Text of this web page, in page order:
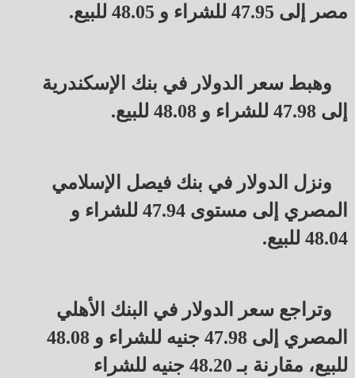
مصر إلى 47.95 للشراء و 48.05 للبيع.
وهبط سعر الدولار في بنك الإسكندرية
إلى 47.98 للشراء و 48.08 للبيع.
ونزل الدولار في بنك فيصل الإسلامي
المصري إلى مستوى 47.94 للشراء و
48.04 للبيع.
وتراجع سعر الدولار في البنك الأهلي
المصري إلى 47.98 جنيه للشراء و 48.08
للبيع، مقارنة بـ 48.20 جنيه للشراء